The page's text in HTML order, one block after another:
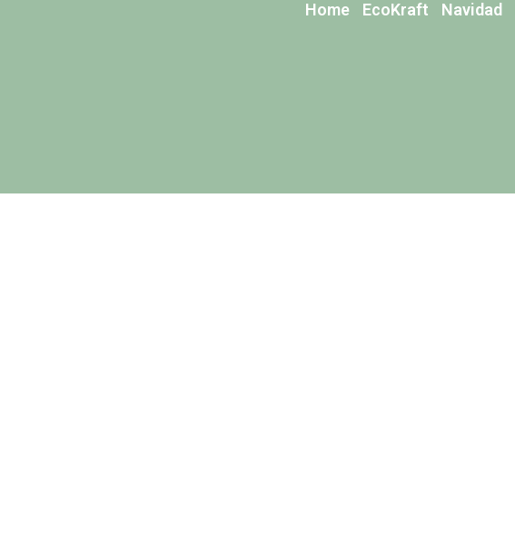
Home EcoKraft Navidad